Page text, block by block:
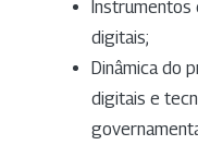
Instrumentos
digitais;
Dinâmica do
digitais e